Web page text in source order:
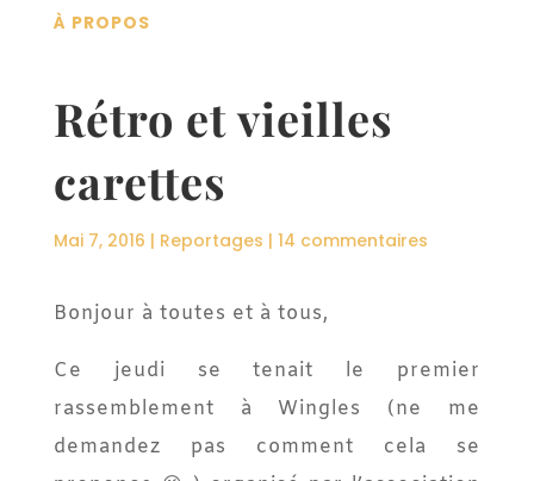
À PROPOS
Rétro et vieilles
carettes
Mai 7, 2016 | Reportages | 14 commentaires
Bonjour à toutes et à tous,
Ce jeudi se tenait le premier
rassemblement à Wingles (ne me
demandez pas comment cela se